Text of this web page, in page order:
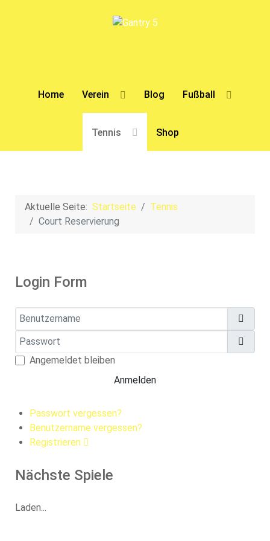
Home Verein Blog Fußball
Tennis Shop
Aktuelle Seite: Startseite
Tennis
Court Reservierung
Login Form
Benutzername
Passwort
Angemeldet bleiben
Anmelden
Passwort vergessen?
Benutzername vergessen?
Registrieren
Nächste Spiele
Laden...